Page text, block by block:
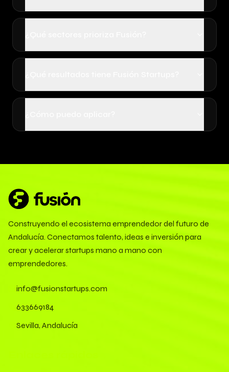
Construyendo el ecosistema emprendedor del futuro de
Andalucía. Conectamos talento, ideas e inversión para
crear y acelerar startups mano a mano con
emprendedores.
info@fusionstartups.com
633669184
Sevilla, Andalucía